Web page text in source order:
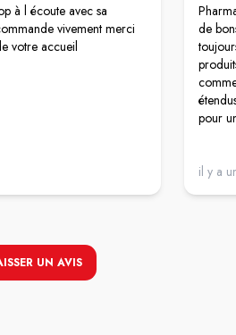
à l écoute avec sa
vivement merci
votre accueil
de
pour
il y a
UN AVIS